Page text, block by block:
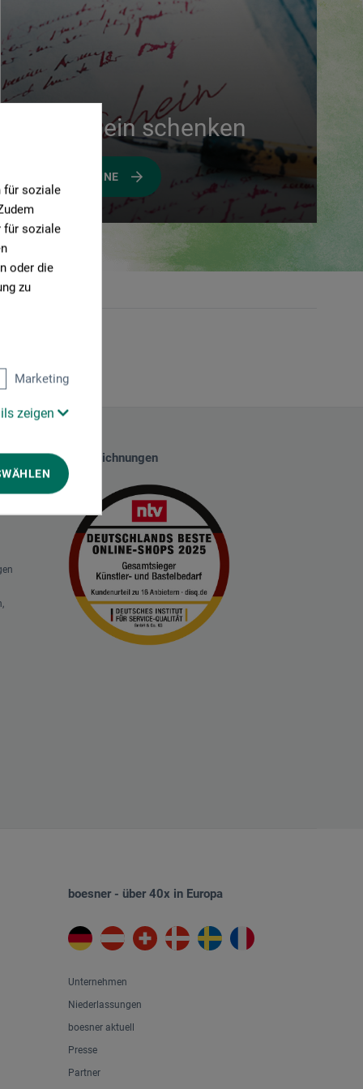
für soziale
für soziale
oder die
zu
Marketing
zeigen
Gutschein schenken
GUTSCHEINE
Auszeichnungen
boesner - über 40x in Europa
Unternehmen
Niederlassungen
boesner aktuell
Presse
Partner